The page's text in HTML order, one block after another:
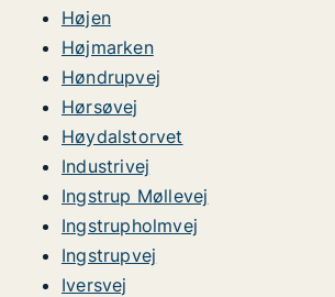
Højen
Højmarken
Høndrupvej
Hørsøvej
Høydalstorvet
Industrivej
Ingstrup Møllevej
Ingstrupholmvej
Ingstrupvej
Iversvej